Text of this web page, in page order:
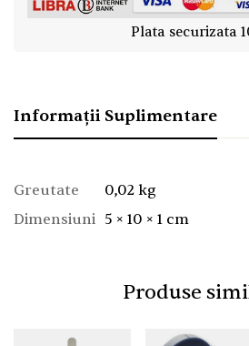
Plata securizata
Informații Suplimentare
Greutate
0,02 kg
Dimensiuni 5 × 10 × 1 cm
Produse